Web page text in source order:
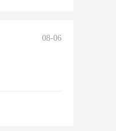
08-06